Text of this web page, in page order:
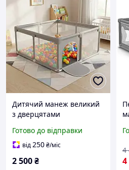
Дитячий манеж великий
з дверцятами
манеж для дому
Безпечний манеж для
Готово до відправки
від250₴/міс
2 500₴ 4
4